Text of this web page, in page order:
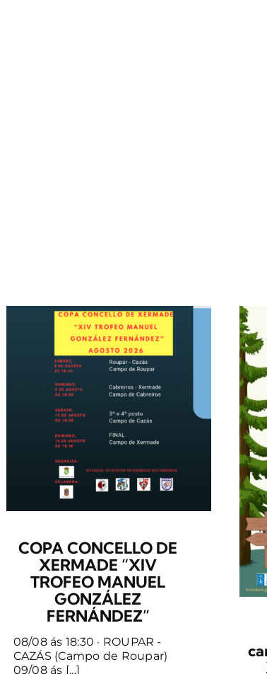
COPA CONCELLO DE
XERMADE “XIV
TROFEO MANUEL
GONZÁLEZ
FERNÁNDEZ”
08/08 ás 18:30 · ROUPAR -
CAZÁS (Campo de Roupar)
09/08 ás [...]